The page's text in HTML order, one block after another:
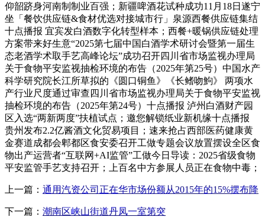
仰韶跻身河南制制业百强；新疆啤酒花试种成功11月18日遂宁
坐「餐饮供应链&食材优选对接城市行」泉源西餐供应链集结
十点播报 宜宾发白酒数字化转型样本；西餐+暖锅供应链处理
方案带来好生意“2025第七届中国白酒学术研讨会暨第一届生
态老酒学术取手艺高峰论坛”成功召开四川省市场监视办理局
关于食物平安监视抽检环境的布告（2025年第25号）中国水产
科学研究院长江所草拟的《圆口铜鱼》《长鳍吻鮈》 两项水
产行业尺度通过审查四川省市场监视办理局关于食物平安监视
抽检环境的布告（2025年第24号）十点播报 泸州白酒财产园
区入选“两新两度”扶植试点；邀您解锁纸业新机缘十点播报
贵州发布2.2亿酱酒文化贸易项目；速来抢占西部医药健康黄
金赛道成都会郫都区食安委召开工做专题会议放置摆设全区食
物出产运营者“互联网+AI监管”工做今日导读：2025省级食物
平安监管手艺支持召开；上百名中方参展人员正在食物中毒；
上一篇： 通用汽资公司正在华市场份额从2015年的15%摆布降
下一篇： 潮南区峡山街道丹凤一室第突